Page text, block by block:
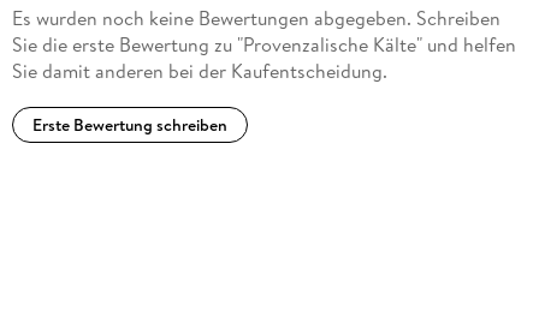
Es wurden noch keine Bewertungen abgegeben. Schreiben
Sie die erste Bewertung zu "Provenzalische Kälte" und helfen
Sie damit anderen bei der Kaufentscheidung.
Erste Bewertung schreiben